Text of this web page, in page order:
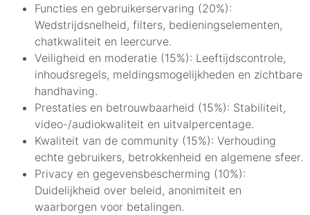
Functies en gebruikerservaring (20%):
Wedstrijdsnelheid, filters, bedieningselementen,
chatkwaliteit en leercurve.
Veiligheid en moderatie (15%): Leeftijdscontrole,
inhoudsregels, meldingsmogelijkheden en zichtbare
handhaving.
Prestaties en betrouwbaarheid (15%): Stabiliteit,
video-/audiokwaliteit en uitvalpercentage.
Kwaliteit van de community (15%): Verhouding
echte gebruikers, betrokkenheid en algemene sfeer.
Privacy en gegevensbescherming (10%):
Duidelijkheid over beleid, anonimiteit en
waarborgen voor betalingen.